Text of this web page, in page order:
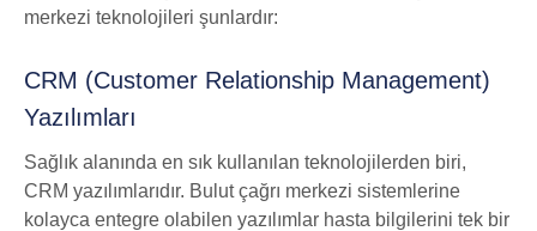
merkezi teknolojileri şunlardır:
CRM (Customer Relationship Management)
Yazılımları
Sağlık alanında en sık kullanılan teknolojilerden biri,
CRM yazılımlarıdır. Bulut çağrı merkezi sistemlerine
kolayca entegre olabilen yazılımlar hasta bilgilerini tek bir